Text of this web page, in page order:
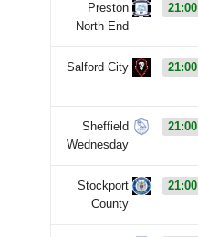
Preston
North End
21:00
Salford City 21:00
Sheffield
Wednesday
21:00
Stockport
County
21:00